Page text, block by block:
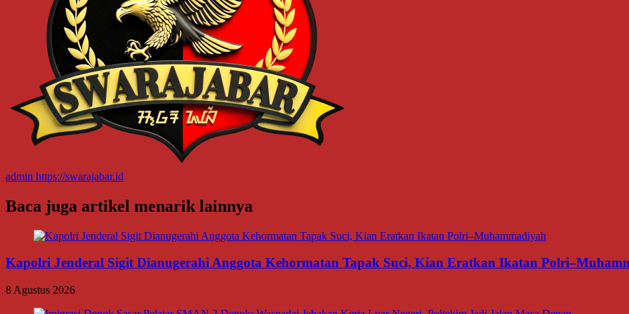
admin https://swarajabar.id
Baca juga artikel menarik lainnya
Kapolri Jenderal Sigit Dianugerahi Anggota Kehormatan Tapak Suci, Kian Eratkan Ikatan
8 Agustus 2026